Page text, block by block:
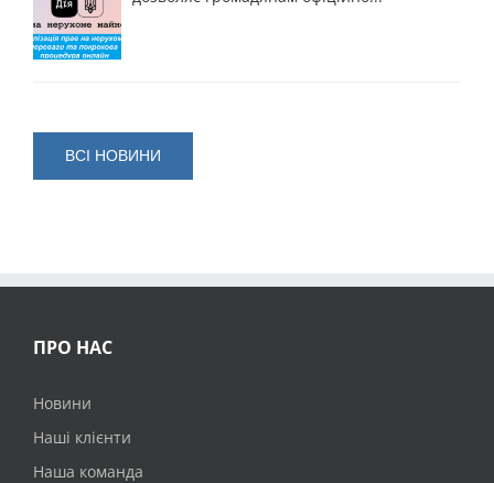
ВСI НОВИНИ
ПРО НАС
Новини
Наші клієнти
Наша команда